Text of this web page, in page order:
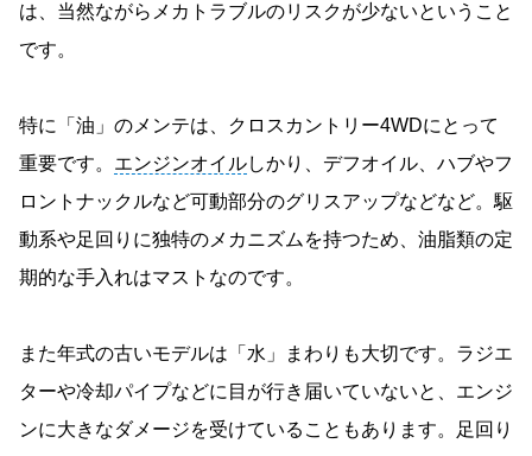
は、当然ながらメカトラブルのリスクが少ないということ
です。
特に「油」のメンテは、クロスカントリー4WDにとって
重要です。 エンジンオイルしかり、デフオイル、ハブやフ
ロントナックルなど可動部分のグリスアップなどなど。駆
動系や足回りに独特のメカニズムを持つため、油脂類の定
期的な手入れはマストなのです。
また年式の古いモデルは「水」まわりも大切です。ラジエ
ターや冷却パイプなどに目が行き届いていないと、エンジ
ンに大きなダメージを受けていることもあります。足回り